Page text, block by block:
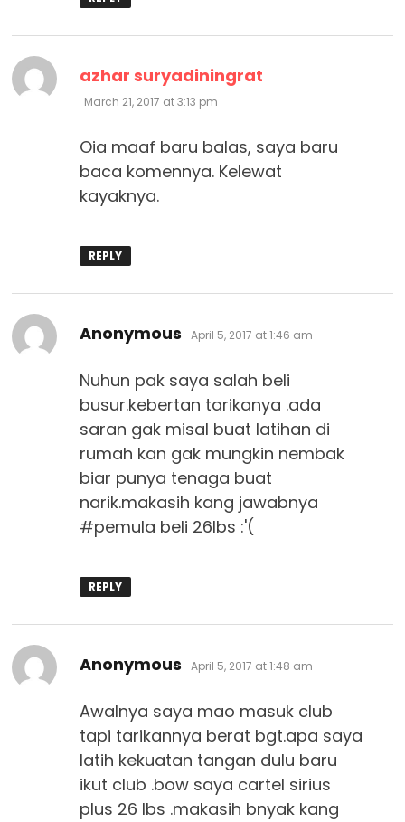
azhar suryadiningrat
March 21, 2017 at 3:13 pm
Oia maaf baru balas, saya baru
baca komennya. Kelewat
kayaknya.
REPLY
Anonymous says:
April 5, 2017 at 1:46 am
Nuhun pak saya salah beli
busur.kebertan tarikanya .ada
saran gak misal buat latihan di
rumah kan gak mungkin nembak
biar punya tenaga buat
narik.makasih kang jawabnya
#pemula beli 26lbs :'(
REPLY
Anonymous says:
April 5, 2017 at 1:48 am
Awalnya saya mao masuk club
tapi tarikannya berat bgt.apa saya
latih kekuatan tangan dulu baru
ikut club .bow saya cartel sirius
plus 26 lbs .makasih bnyak kang